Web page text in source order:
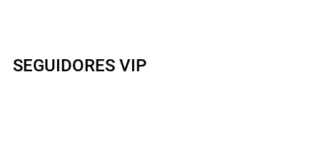
SEGUIDORES VIP